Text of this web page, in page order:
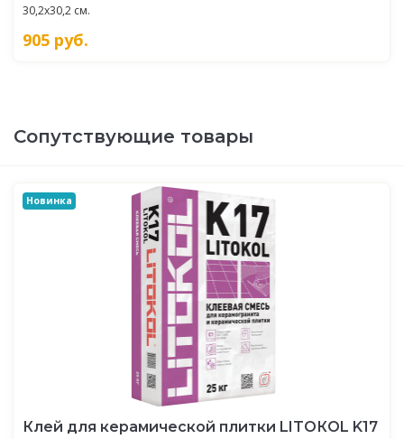
30,2x30,2 см.
905 руб.
Сопутствующие товары
Новинка
Клей для керамической плитки LITOКOL K17